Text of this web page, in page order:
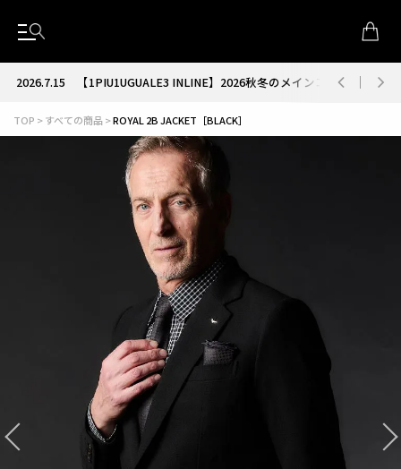
2026.7.15【1PIU1UGUALE3 INLINE】2026秋冬のメインコレクションが
TOP すべての商品 ROYAL 2B JACKET［BLACK］